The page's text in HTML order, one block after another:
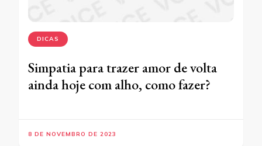
DICAS
Simpatia para trazer amor de volta
ainda hoje com alho, como fazer?
8 DE NOVEMBRO DE 2023